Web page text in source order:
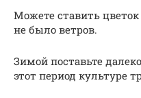
Можете ставить
не было ветров.
Зимой поставьте
этот период культуре